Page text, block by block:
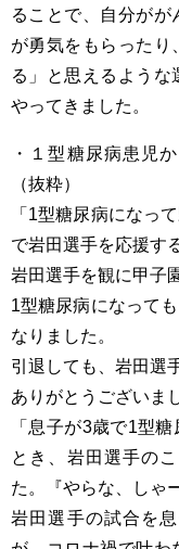
ることで、自分が
が勇気をもらったり
る」と思えるような
やってきました。
・１型糖尿病患児
（抜粋）
「1型糖尿病になっ
で岩田選手を応援す
岩田選手を観に甲子
1型糖尿病になって
なりました。
引退しても、岩田選
ありがとうございま
「息子が3歳で1型
とき、岩田選手の
た。『やらな、しゃ
岩田選手の試合を